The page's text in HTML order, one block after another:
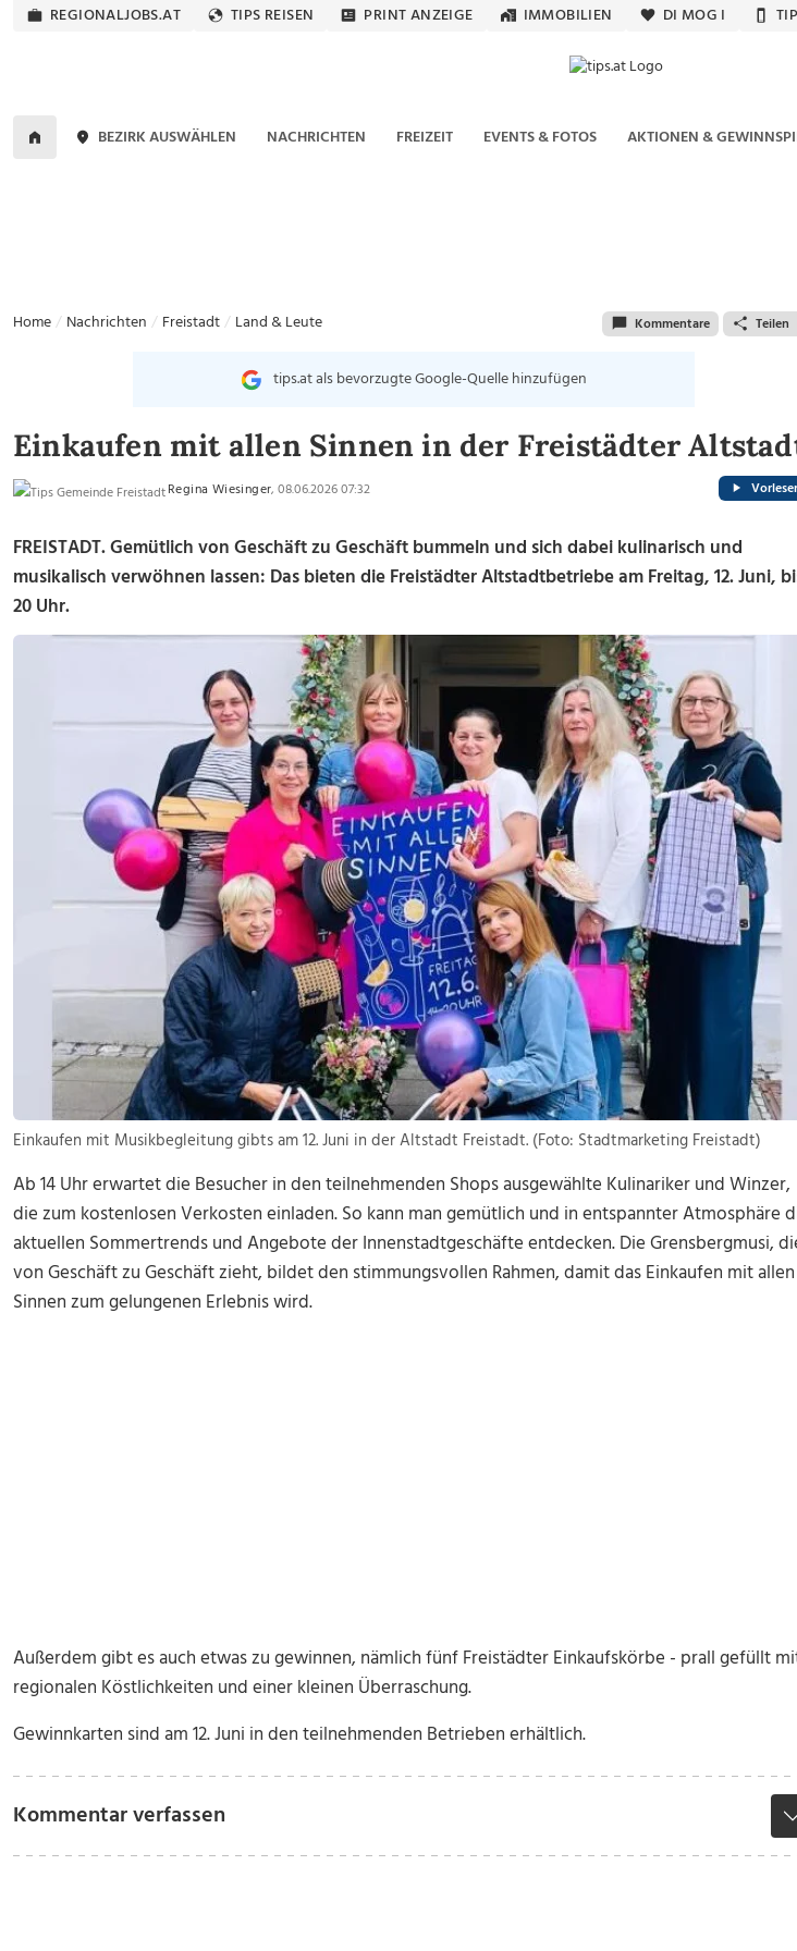
REGIONALJOBS.AT TIPS REISEN PRINT ANZEIGE IMMOBILIEN DI MOG I
BEZIRK AUSWÄHLEN NACHRICHTEN FREIZEIT EVENTS & FOTOS AKTIONEN &
Home Nachrichten Freistadt Land & Leute Kommentare Teilen
tips.at als bevorzugte Google-Quelle hinzufügen
Einkaufen mit allen Sinnen in der Freistädter
Regina Wiesinger, 08.06.2026 07:32
FREISTADT. Gemütlich von Geschäft zu Geschäft bummeln und sich dabei kulinarisch und
musikalisch verwöhnen lassen: Das bieten die Freistädter Altstadtbetriebe am Freitag, 12. Juni,
20 Uhr.
Einkaufen mit Musikbegleitung gibts am 12. Juni in der Altstadt Freistadt. (Foto: Stadtmarketing Freistadt)
Ab 14 Uhr erwartet die Besucher in den teilnehmenden Shops ausgewählte Kulinariker und Winzer,
die zum kostenlosen Verkosten einladen. So kann man gemütlich und in entspannter Atmosphäre
aktuellen Sommertrends und Angebote der Innenstadtgeschäfte entdecken. Die Grensbergmusi,
von Geschäft zu Geschäft zieht, bildet den stimmungsvollen Rahmen, damit das Einkaufen mit allen
Sinnen zum gelungenen Erlebnis wird.
Außerdem gibt es auch etwas zu gewinnen, nämlich fünf Freistädter Einkaufskörbe - prall gefüllt
regionalen Köstlichkeiten und einer kleinen Überraschung.
Gewinnkarten sind am 12. Juni in den teilnehmenden Betrieben erhältlich.
Kommentar verfassen